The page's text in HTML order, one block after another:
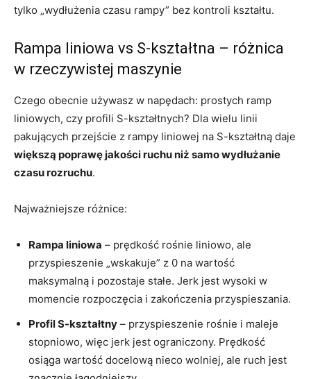
tylko „wydłużenia czasu rampy” bez kontroli kształtu.
Rampa liniowa vs S-kształtna – różnica
w rzeczywistej maszynie
Czego obecnie używasz w napędach: prostych ramp
liniowych, czy profili S-kształtnych? Dla wielu linii
pakujących przejście z rampy liniowej na S-kształtną daje
większą poprawę jakości ruchu niż samo wydłużanie
czasu rozruchu.
Najważniejsze różnice:
Rampa liniowa – prędkość rośnie liniowo, ale
przyspieszenie „wskakuje” z 0 na wartość
maksymalną i pozostaje stałe. Jerk jest wysoki w
momencie rozpoczęcia i zakończenia przyspieszania.
Profil S-kształtny – przyspieszenie rośnie i maleje
stopniowo, więc jerk jest ograniczony. Prędkość
osiąga wartość docelową nieco wolniej, ale ruch jest